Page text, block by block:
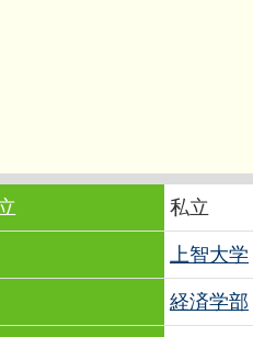
私立
上智大学
経済学部